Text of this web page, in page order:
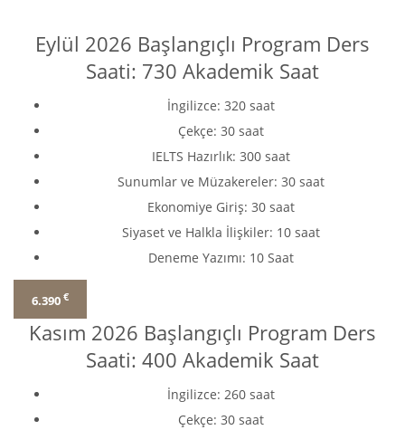
Eylül 2026 Başlangıçlı Program Ders
Saati: 730 Akademik Saat
İngilizce: 320 saat
Çekçe: 30 saat
IELTS Hazırlık: 300 saat
Sunumlar ve Müzakereler: 30 saat
Ekonomiye Giriş: 30 saat
Siyaset ve Halkla İlişkiler: 10 saat
Deneme Yazımı: 10 Saat
6.390 €
Kasım 2026 Başlangıçlı Program Ders
Saati: 400 Akademik Saat
İngilizce: 260 saat
Çekçe: 30 saat